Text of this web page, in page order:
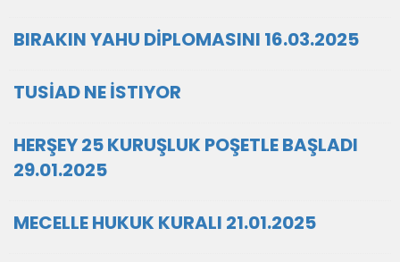
BIRAKIN YAHU DİPLOMASINI 16.03.2025
TUSİAD NE İSTIYOR
HERŞEY 25 KURUŞLUK POŞETLE BAŞLADI
29.01.2025
MECELLE HUKUK KURALI 21.01.2025